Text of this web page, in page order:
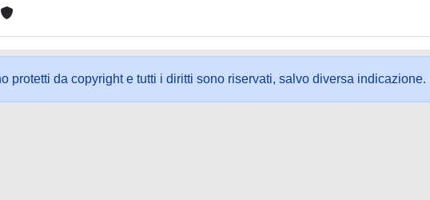
protetti da copyright e tutti i diritti sono riservati, salvo diversa indicazione.